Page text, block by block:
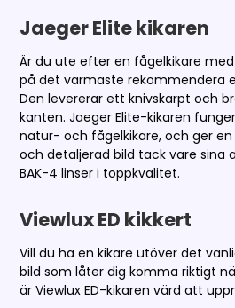
Jaeger Elite kikaren
Är du ute efter en fågelkikare
på det varmaste rekommendera
Den levererar ett knivskarpt och
kanten. Jaeger Elite-kikaren
natur- och fågelkikare, och ger
och detaljerad bild tack vare sina
BAK-4 linser i toppkvalitet.
Viewlux ED kikkert
Vill du ha en kikare utöver det
bild som låter dig komma riktigt
är Viewlux ED-kikaren värd att